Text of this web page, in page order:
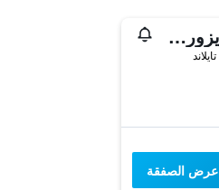
سينتارا جراند بيتش ريزورت هوا هين
عرض الصفقة